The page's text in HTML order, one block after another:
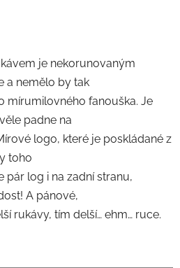
je nekorunovaným
a nemělo by tak
mírumilovného fanouška. Je
padne na
logo, které je poskládané z
toho
pár log i na zadní stranu,
A pánové,
rukávy, tím delší… ehm… ruce.